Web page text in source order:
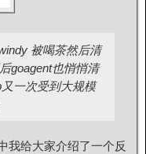
被喝茶然后清
goagent也悄悄清
一次受到大规模
我给大家介绍了一个反